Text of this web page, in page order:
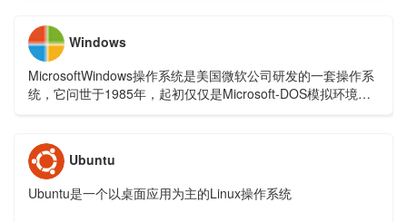
Windows
MicrosoftWindows操作系统是美国微软公司研发的一套操作系
统，它问世于1985年，起初仅仅是Microsoft-DOS模拟环境，
Ubuntu
Ubuntu是一个以桌面应用为主的Linux操作系统